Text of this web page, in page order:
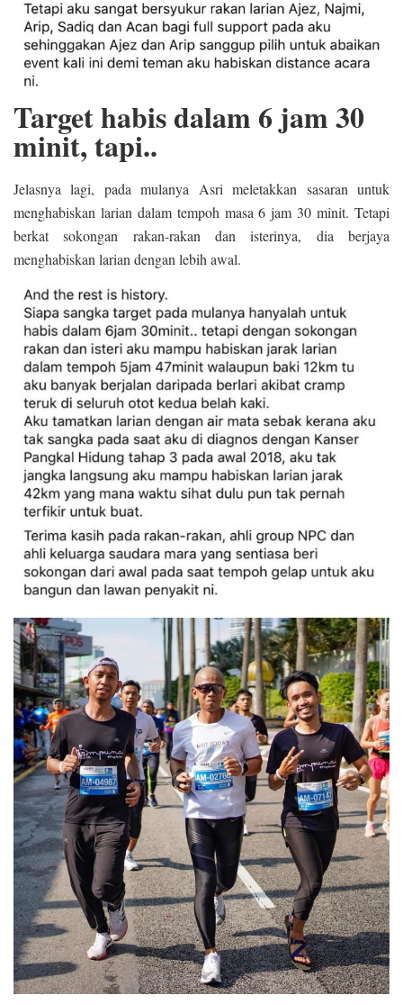
Target habis dalam 6 jam 30
minit, tapi..
Jelasnya lagi, pada mulanya Asri meletakkan sasaran untuk
menghabiskan larian dalam tempoh masa 6 jam 30 minit. Tetapi
berkat sokongan rakan-rakan dan isterinya, dia berjaya
menghabiskan larian dengan lebih awal.